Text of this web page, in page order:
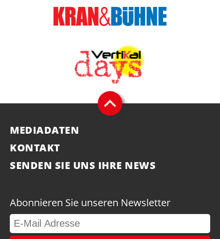
MEDIADATEN
KONTAKT
SENDEN SIE UNS IHRE NEWS
Abonnieren Sie unseren Newsletter